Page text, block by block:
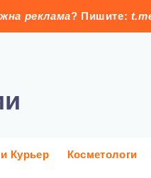
реклама? Пишите:
Курьер Косметологи